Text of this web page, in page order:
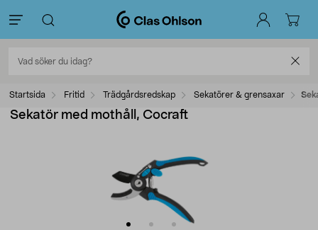
Startsida Fritid Trädgårdsredskap Sekatörer & grensaxar
Sekatör med mothåll, Cocraft